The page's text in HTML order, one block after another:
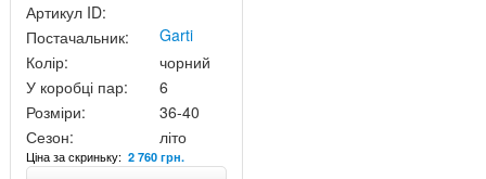
Артикул ID:
Постачальник:
Garti
Колір:
чорний
У коробці пар:
6
Розміри:
36-40
Сезон:
літо
Ціна за скриньку: 2 760 грн.